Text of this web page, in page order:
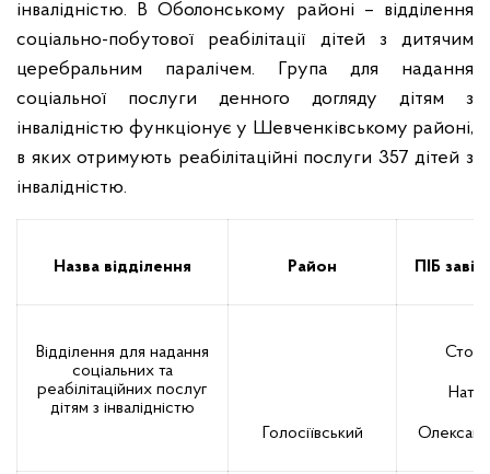
інвалідністю. В Оболонському районі – відділення
соціально-побутової реабілітації дітей з дитячим
церебральним паралічем. Група для надання
соціальної послуги денного догляду дітям з
інвалідністю функціонує у Шевченківському районі,
в яких отримують реабілітаційні послуги 357 дітей з
інвалідністю.
Назва відділення Район ПІБ
Відділення для надання
соціальних та
реабілітаційних послуг
дітям з інвалідністю
Голосіївський